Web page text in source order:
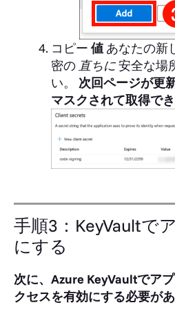
コピー 値 あなたの新
密の 直ちに安全な場
い。 次回ページが更
マスクされて取得で
手順3：KeyVaultで
にする
次に、Azure KeyVaultでア
クセスを有効にする必要があ